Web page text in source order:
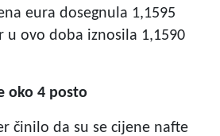
eura dosegnula 1,1595
u ovo doba iznosila 1,1590
oko 4 posto
činilo da su se cijene nafte